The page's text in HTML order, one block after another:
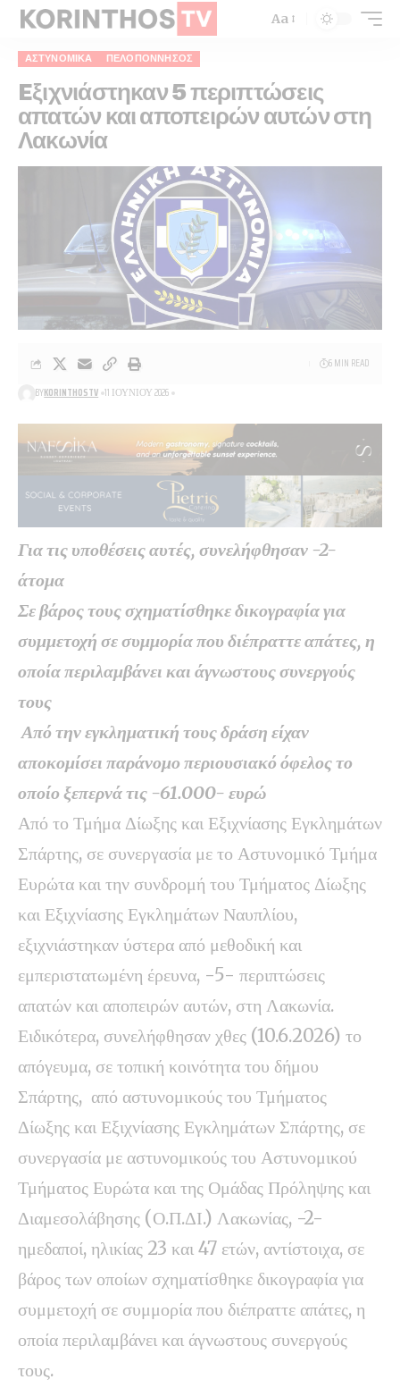
Aa
ΑΣΤΥΝΟΜΙΚΆ ΠΕΛΟΠΌΝΝΗΣΟΣ
Eξιχνιάστηκαν 5 περιπτώσεις
απατών και αποπειρών αυτών στη
Λακωνία
BYKORINTHOSTV 11 ΙΟΥΝΊΟΥ 2026
6 MIN READ
Για τις υποθέσεις αυτές, συνελήφθησαν -2-
άτομα
Σε βάρος τους σχηματίσθηκε δικογραφία για
συμμετοχή σε συμμορία που διέπραττε απάτες, η
οποία περιλαμβάνει και άγνωστους συνεργούς
τους
Από την εγκληματική τους δράση είχαν
αποκομίσει παράνομο περιουσιακό όφελος το
οποίο ξεπερνά τις -61.000- ευρώ
Από το Τμήμα Δίωξης και Εξιχνίασης Εγκλημάτων
Σπάρτης, σε συνεργασία με το Αστυνομικό Τμήμα
Ευρώτα και την συνδρομή του Τμήματος Δίωξης
και Εξιχνίασης Εγκλημάτων Ναυπλίου,
εξιχνιάστηκαν ύστερα από μεθοδική και
εμπεριστατωμένη έρευνα, -5- περιπτώσεις
απατών και αποπειρών αυτών, στη Λακωνία.
Ειδικότερα, συνελήφθησαν χθες (10.6.2026) το
απόγευμα, σε τοπική κοινότητα του δήμου
Σπάρτης, από αστυνομικούς του Τμήματος
Δίωξης και Εξιχνίασης Εγκλημάτων Σπάρτης, σε
συνεργασία με αστυνομικούς του Αστυνομικού
Τμήματος Ευρώτα και της Ομάδας Πρόληψης και
Διαμεσολάβησης (Ο.Π.ΔΙ.) Λακωνίας, -2-
ημεδαποί, ηλικίας 23 και 47 ετών, αντίστοιχα, σε
βάρος των οποίων σχηματίσθηκε δικογραφία για
συμμετοχή σε συμμορία που διέπραττε απάτες, η
οποία περιλαμβάνει και άγνωστους συνεργούς
τους.